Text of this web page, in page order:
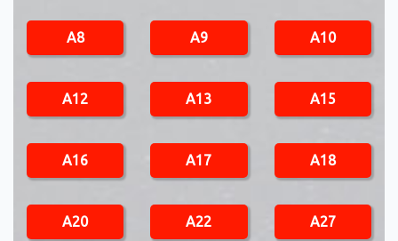
A8 A9 A10
A12 A13 A15
A16 A17 A18
A20 A22 A27